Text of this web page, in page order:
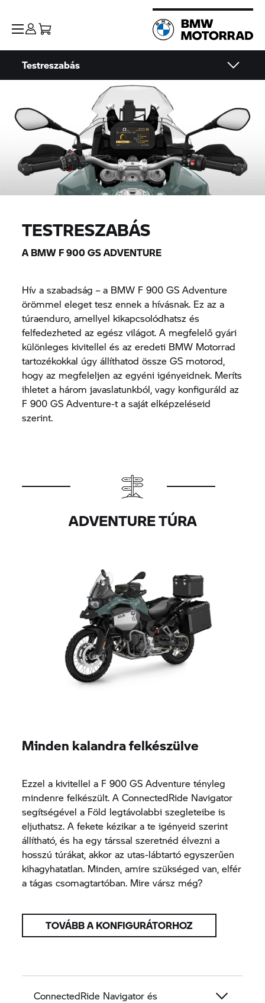
Testreszabás
TESTRESZABÁS
A BMW F 900 GS ADVENTURE
Hív a szabadság – a BMW F 900 GS Adventure
örömmel eleget tesz ennek a hívásnak. Ez az a
túraenduro, amellyel kikapcsolódhatsz és
felfedezheted az egész világot. A megfelelő gyári
különleges kivitellel és az eredeti BMW Motorrad
tartozékokkal úgy állíthatod össze GS motorod,
hogy az megfeleljen az egyéni igényeidnek. Meríts
ihletet a három javaslatunkból, vagy konfiguráld az
F 900 GS Adventure-t a saját elképzeléseid
szerint.
ADVENTURE TÚRA
Minden kalandra felkészülve
Ezzel a kivitellel a F 900 GS Adventure tényleg
mindenre felkészült. A ConnectedRide Navigator
segítségével a Föld legtávolabbi szegleteibe is
eljuthatsz. A fekete kézikar a te igényeid szerint
állítható, és ha egy társsal szeretnéd élvezni a
hosszú túrákat, akkor az utas-lábtartó egyszerűen
kihagyhatatlan. Minden, amire szükséged van, elfér
a tágas csomagtartóban. Mire vársz még?
TOVÁBB A KONFIGURÁTORHOZ
ConnectedRide Navigator és